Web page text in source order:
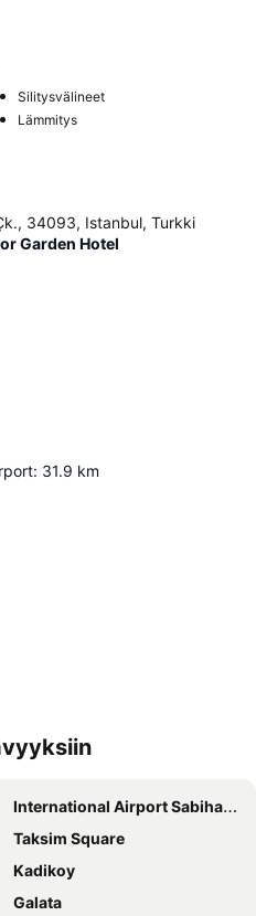
Silitysvälineet
Lämmitys
34093, Istanbul, Turkki
Garden Hotel
: 31.9 km
International Airport Sabiha Gokcen
Taksim Square
Kadikoy
Galata